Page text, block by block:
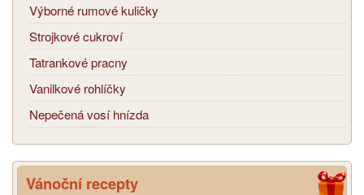
Výborné rumové kuličky
Strojkové cukroví
Tatrankové pracny
Vanilkové rohlíčky
Nepečená vosí hnízda
Vánoční recepty